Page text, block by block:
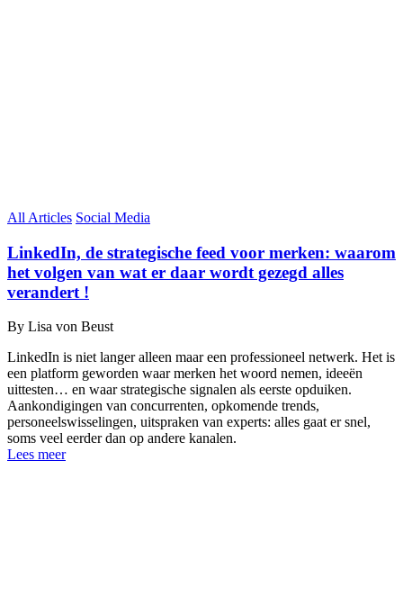
All Articles Social Media
LinkedIn, de strategische feed voor merken: waarom
het volgen van wat er daar wordt gezegd alles
verandert !
By Lisa von Beust
LinkedIn is niet langer alleen maar een professioneel netwerk. Het is
een platform geworden waar merken het woord nemen, ideeën
uittesten… en waar strategische signalen als eerste opduiken.
Aankondigingen van concurrenten, opkomende trends,
personeelswisselingen, uitspraken van experts: alles gaat er snel,
soms veel eerder dan op andere kanalen.
Lees meer